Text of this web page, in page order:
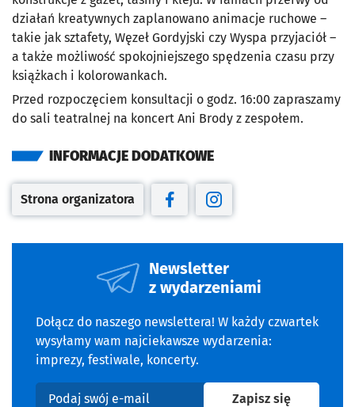
działań kreatywnych zaplanowano animacje ruchowe –
takie jak sztafety, Węzeł Gordyjski czy Wyspa przyjaciół –
a także możliwość spokojniejszego spędzenia czasu przy
książkach i kolorowankach.
Przed rozpoczęciem konsultacji o godz. 16:00 zapraszamy
do sali teatralnej na koncert Ani Brody z zespołem.
INFORMACJE DODATKOWE
Otwiera się w nowej karcie
Strona organizatora
Otwiera się w nowej karcie
Otwiera się w nowej
Newsletter
z wydarzeniami
Dołącz do naszego newslettera! W każdy czwartek
wysyłamy wam najciekawsze wydarzenia:
imprezy, festiwale, koncerty.
Zapisz sięna